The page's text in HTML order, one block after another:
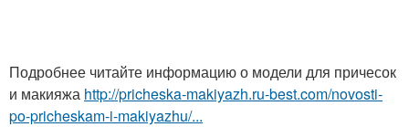
Подробнее читайте информацию о модели для причесок
и макияжа http://pricheska-makiyazh.ru-best.com/novosti-
po-pricheskam-i-makiyazhu/...